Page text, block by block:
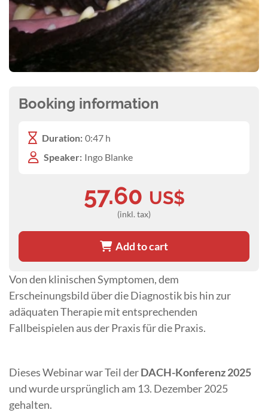
Von den klinischen Symptomen, dem
Erscheinungsbild über die Diagnostik bis hin zur
adäquaten Therapie mit entsprechenden
Fallbeispielen aus der Praxis für die Praxis.
Dieses Webinar war Teil derDACH-Konferenz 2025
und wurde ursprünglich am 13. Dezember 2025
gehalten.
Booking information
Duration: 0:47 h
Speaker: Ingo Blanke
57.60 US$
(inkl. tax)
Add to cart